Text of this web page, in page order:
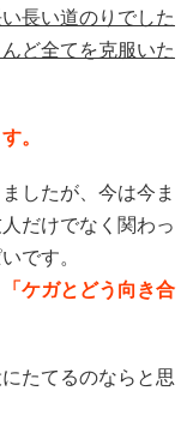
長い道のりでした
ど全てを克服いた
。
したが、今は今ま
だけでなく関わっ
です。
ケガとどう向き合
たてるのならと思